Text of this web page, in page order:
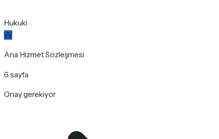
Hukuki
W
Ana Hizmet Sözleşmesi
6 sayfa
Onay gerekiyor